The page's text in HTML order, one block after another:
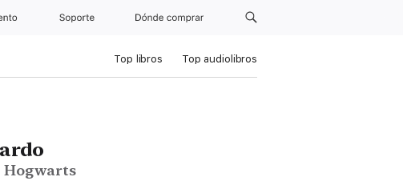
Soporte Dónde comprar
Top libros Top audiolibros
Hogwarts